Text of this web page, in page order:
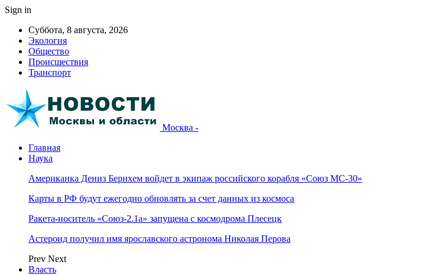
Sign in
Суббота, 8 августа, 2026
Экология
Общество
Происшествия
Транспорт
Москва -
Главная
Наука
Американка Дениз Бернхем войдет в экипаж российского корабля «Союз МС-30»
Карты в РФ будут ежегодно обновлять за счет данных из космоса
Ракета-носитель «Союз-2.1а» запущена с космодрома Плесецк
Астероид получил имя ярославского астронома Николая Перова
Prev Next
Власть